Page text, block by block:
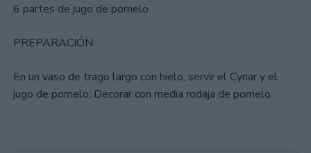
6 partes de jugo de pomelo
PREPARACIÓN:
En un vaso de trago largo con hielo, servir el Cynar y el
jugo de pomelo. Decorar con media rodaja de pomelo.